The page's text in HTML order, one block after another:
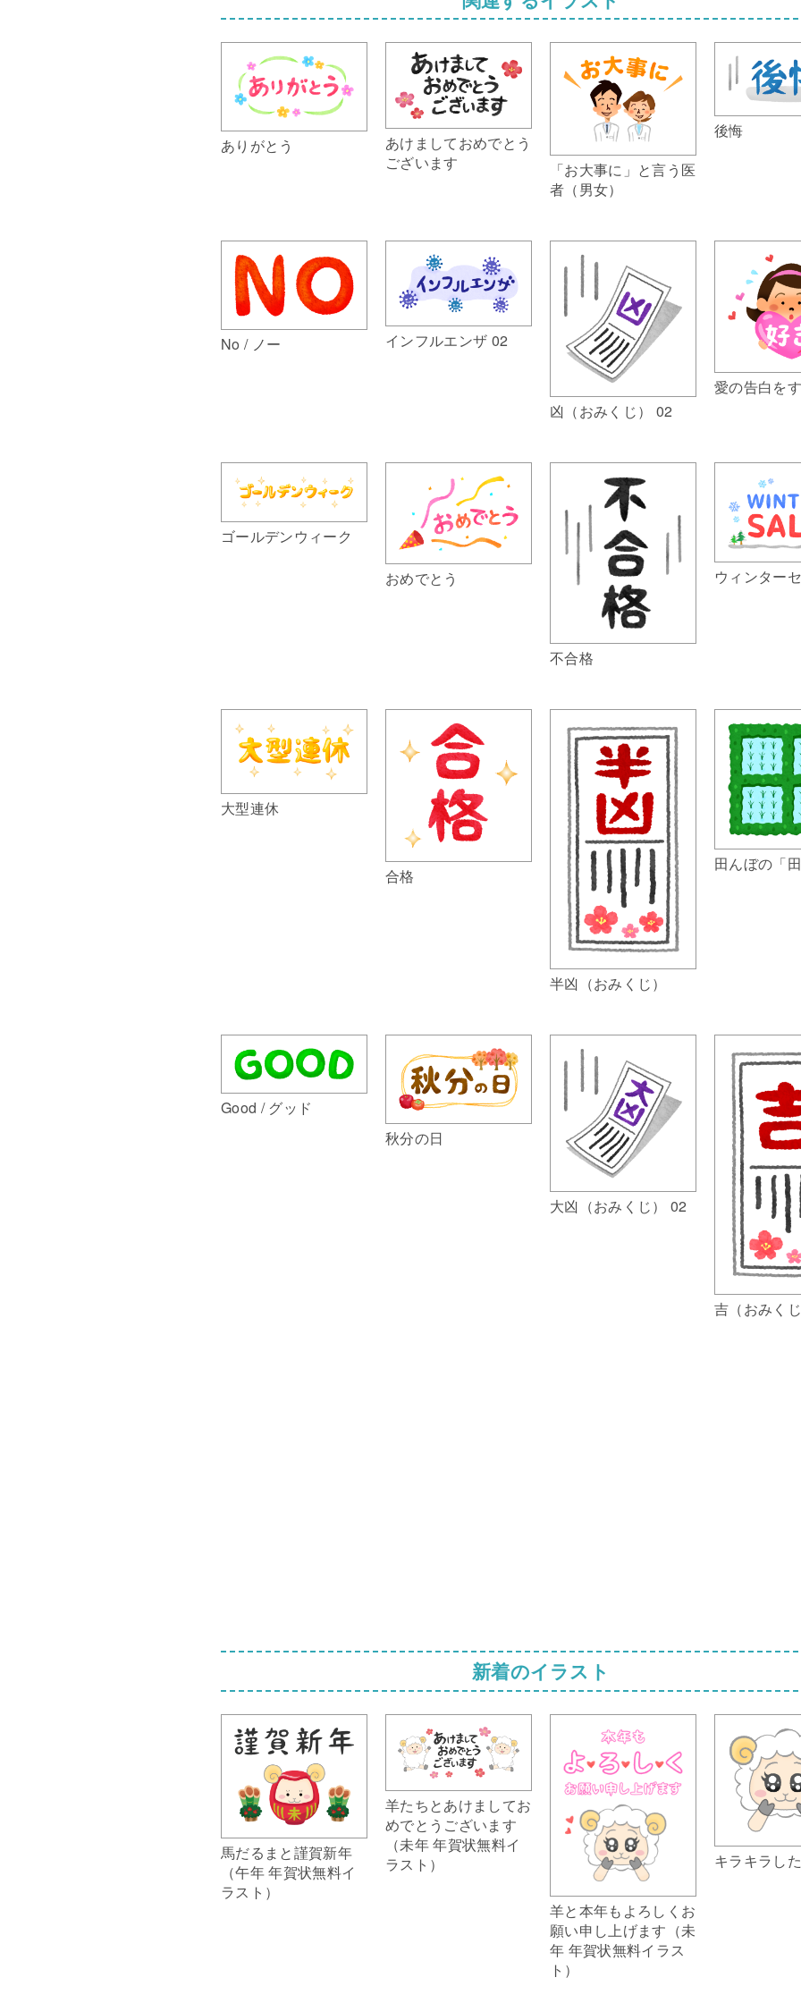
ありがとう
あけましておめでとう
ございます
「お大事に」と言う医
者（男女）
後悔
No / ノー インフルエンザ 02
凶（おみくじ） 02
愛の告白を
ゴールデンウィーク
おめでとう
不合格
ウィンター
大型連休
合格
半凶（おみくじ）
田んぼの「
Good / グッド
秋分の日
大凶（おみくじ） 02
吉（おみく
新着のイラスト
馬だるまと謹賀新年
（午年 年賀状無料イ
ラスト）
羊たちとあけましてお
めでとうございます
（未年 年賀状無料イ
ラスト）
羊と本年もよろしくお
願い申し上げます（未
年 年賀状無料イラス
ト）
キラキラし